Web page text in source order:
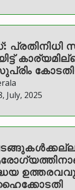
പ്രതിനിധി
July, 2025